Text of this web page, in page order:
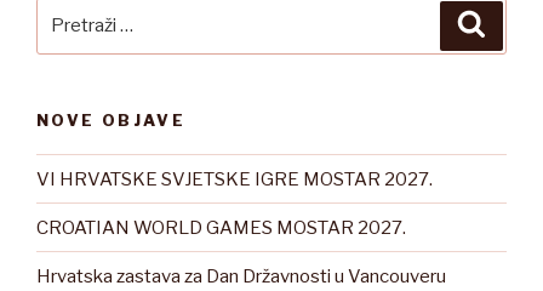
NOVE OBJAVE
VI HRVATSKE SVJETSKE IGRE MOSTAR 2027.
CROATIAN WORLD GAMES MOSTAR 2027.
Hrvatska zastava za Dan Državnosti u Vancouveru